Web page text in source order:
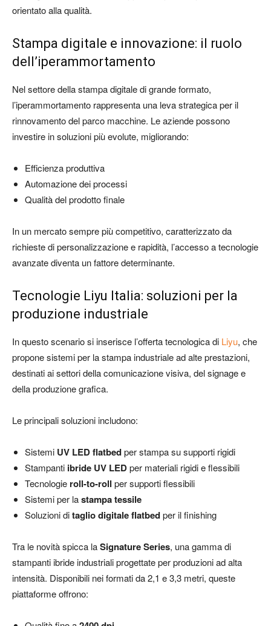
orientato alla qualità.
Stampa digitale e innovazione: il ruolo
dell’iperammortamento
Nel settore della stampa digitale di grande formato,
l’iperammortamento rappresenta una leva strategica per il
rinnovamento del parco macchine. Le aziende possono
investire in soluzioni più evolute, migliorando:
Efficienza produttiva
Automazione dei processi
Qualità del prodotto finale
In un mercato sempre più competitivo, caratterizzato da
richieste di personalizzazione e rapidità, l’accesso a tecnologie
avanzate diventa un fattore determinante.
Tecnologie Liyu Italia: soluzioni per la
produzione industriale
In questo scenario si inserisce l’offerta tecnologica di Liyu, che
propone sistemi per la stampa industriale ad alte prestazioni,
destinati ai settori della comunicazione visiva, del signage e
della produzione grafica.
Le principali soluzioni includono:
Sistemi UV LED flatbedper stampa su supporti rigidi
Stampanti ibride UV LEDper materiali rigidi e flessibili
Tecnologie roll-to-roll per supporti flessibili
Sistemi per lastampa tessile
Soluzioni ditaglio digitale flatbedper il finishing
Tra le novità spicca laSignature Series, una gamma di
stampanti ibride industriali progettate per produzioni ad alta
intensità. Disponibili nei formati da 2,1 e 3,3 metri, queste
piattaforme offrono: